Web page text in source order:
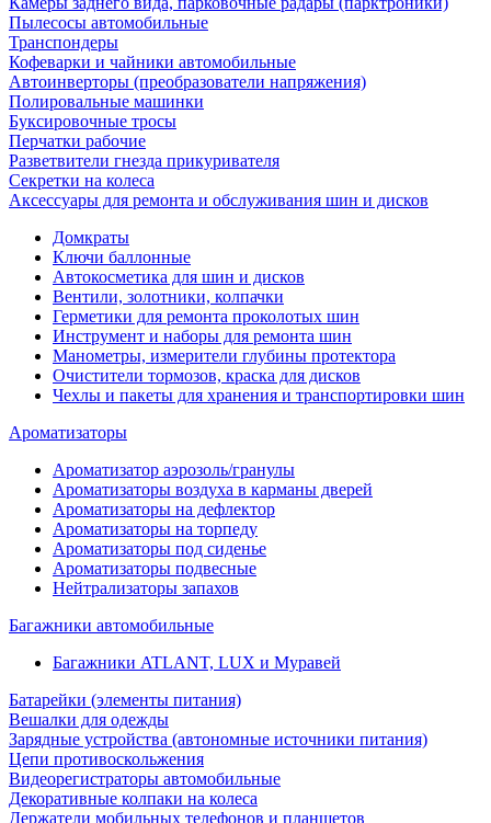
Пылесосы автомобильные
Транспондеры
Кофеварки и чайники автомобильные
Автоинверторы (преобразователи напряжения)
Полировальные машинки
Буксировочные тросы
Перчатки рабочие
Разветвители гнезда прикуривателя
Секретки на колеса
Аксессуары для ремонта и обслуживания ‎шин и дисков
Домкраты
Ключи баллонные
Автокосметика для шин и дисков
Вентили, золотники, колпачки
Герметики для ремонта проколотых шин
Инструмент и наборы для ремонта шин
Манометры, измерители глубины протектора
Очистители тормозов, краска для дисков
Чехлы и пакеты для хранения и транспортировки шин
Ароматизаторы
Ароматизатор аэрозоль/гранулы
Ароматизаторы воздуха в карманы дверей
Ароматизаторы на дефлектор
Ароматизаторы на торпеду
Ароматизаторы под сиденье
Ароматизаторы подвесные
Нейтрализаторы запахов
Багажники автомобильные
Багажники ATLANT, LUX и Муравей
Батарейки (элементы питания)
Вешалки для одежды
Зарядные устройства (автономные источники питания)
Цепи противоскольжения
Видеорегистраторы автомобильные
Декоративные колпаки на колеса
Держатели мобильных телефонов и планшетов